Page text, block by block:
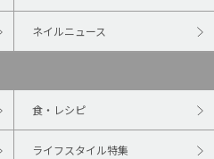
ネイルニュース
食・レシピ
ライフスタイル特集